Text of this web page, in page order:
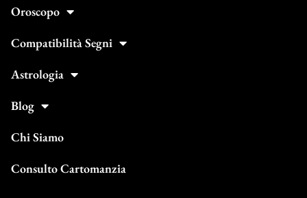
Oroscopo
Compatibilità Segni
Astrologia
Blog
Chi Siamo
Consulto Cartomanzia